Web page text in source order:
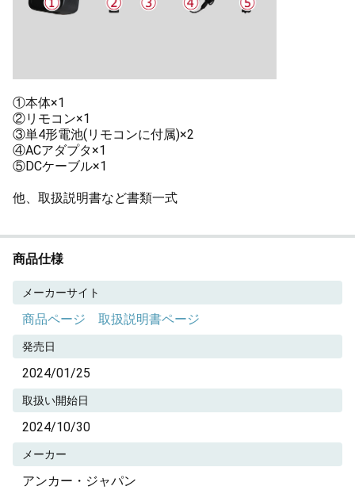
①本体×1
②リモコン×1
③単4形電池(リモコンに付属)×2
④ACアダプタ×1
⑤DCケーブル×1
他、取扱説明書など書類一式
商品仕様
メーカーサイト
商品ページ 取扱説明書ページ
発売日
2024/01/25
取扱い開始日
2024/10/30
メーカー
アンカー・ジャパン